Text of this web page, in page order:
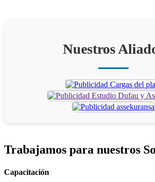
Nuestros
Trabajamos para nuestros
Capacitación